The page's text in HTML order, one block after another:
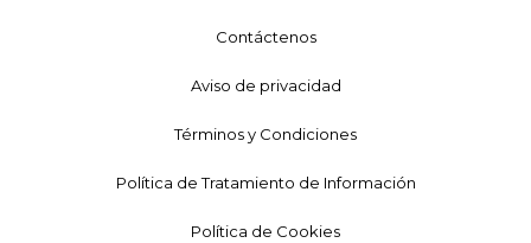
Contáctenos
Aviso de privacidad
Términos y Condiciones
Política de Tratamiento de Información
Política de Cookies